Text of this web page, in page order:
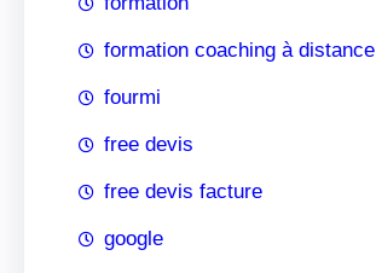
formation coaching à distance
fourmi
free devis
free devis facture
google